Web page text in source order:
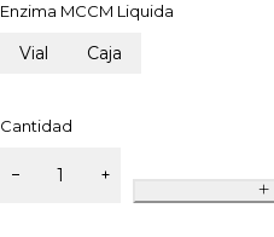
Enzima MCCM Liquida
Vial Caja
Cantidad